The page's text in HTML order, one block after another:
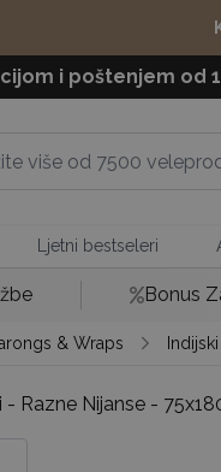
i poštenjem od
Ljetni bestseleri
Bonus
& Wraps